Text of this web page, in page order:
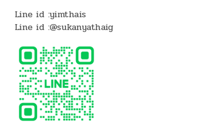
Line id :yimthais
Line id :@sukanyathaig